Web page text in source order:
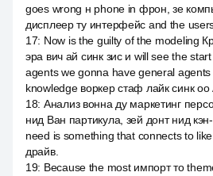
goes wrong н phone in фрон, зе
дисплеер ту интерфейс and the users
17: Now is the guilty of the modeling
эра вич ай синк зис и will see the
agents we gonna have general
knowledge воркер стаф лайк синк оо
18: Анализ вонна ду маркетинг
нид Ван партикула, зей донт нид
need is something that connects to
драйв.
19: Because the most импорт то